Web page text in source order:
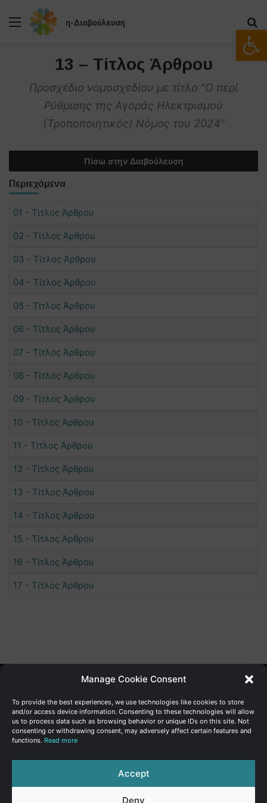
Manage Cookie Consent
To provide the best experiences, we use technologies like cookies to store
and/or access device information. Consenting to these technologies will allow
us to process data such as browsing behavior or unique IDs on this site. Not
consenting or withdrawing consent, may adversely affect certain features and
functions. Read more
Accept
Deny
Μενού
13 – Τίτλος Άρθρου
Προσχέδιο νομοσχεδίου με τίτλο “Ο περί
Ρύθμισης της Αγοράς Ηλεκτρισμού
(Τροποποιητικός) Νόμος του 2024”
Πίσω στην Διαβούλευση
Περιεχόμενα
01 - Τίτλος Άρθρου
02 - Τίτλος Άρθρου
03 - Τίτλος Άρθρου
04 - Τίτλος Άρθρου
05 - Τίτλος Άρθρου
06 - Τίτλος Άρθρου
07 - Τίτλος Άρθρου
08 - Τίτλος Άρθρου
09 - Τίτλος Άρθρου
10 - Τίτλος Άρθρου
11 - Τίτλος Άρθρου
12 - Τίτλος Άρθρου
13 - Τίτλος Άρθρου
14 - Τίτλος Άρθρου
15 - Τίτλος Άρθρου
16 - Τίτλος Άρθρου
17 - Τίτλος Άρθρου
Γενική Διεύθυνση Ανάπτυξης
Υπουργείο Οικονομικών | Κυπριακή Δημοκρατία
Ιστ: